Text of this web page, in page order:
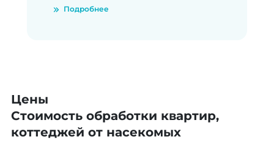
Подробнее
Цены
Стоимость обработки квартир,
коттеджей от насекомых